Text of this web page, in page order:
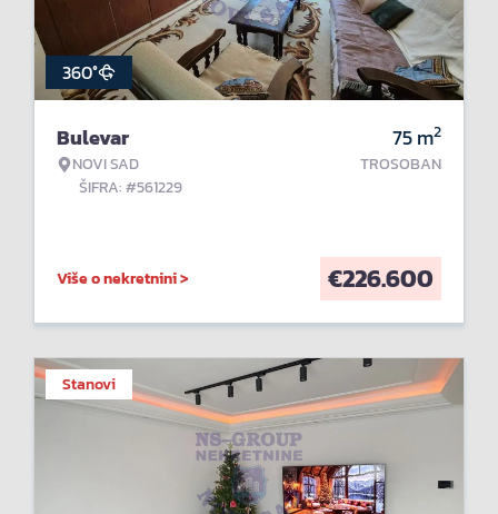
360°
Bulevar
NOVI SAD
ŠIFRA: #561229
75m2
TROSOBAN
Više o nekretnini > €226.600
Stanovi